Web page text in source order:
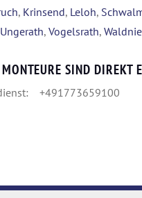
, Krinsend, Leloh,
Ungerath, Vogelsrath,
SIND DIREKT
+491773659100